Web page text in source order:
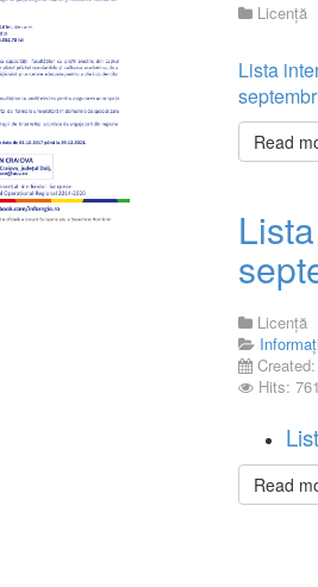
Licență
Lista
Read
Licență
Hits:
Read